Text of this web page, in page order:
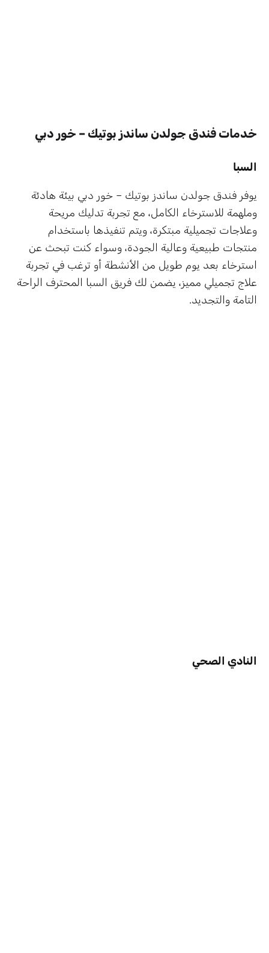
خدمات فندق جولدن ساندز بوتيك – خور دبي
السبا
يوفر فندق جولدن ساندز بوتيك – خور دبي بيئة هادئة
وملهمة للاسترخاء الكامل، مع تجربة تدليك مريحة
وعلاجات تجميلية مبتكرة، ويتم تنفيذها باستخدام
منتجات طبيعية وعالية الجودة، وسواء كنت تبحث عن
استرخاء بعد يوم طويل من الأنشطة أو ترغب في تجربة
علاج تجميلي مميز، يضمن لك فريق السبا المحترف الراحة
التامة والتجديد.
النادي الصحي